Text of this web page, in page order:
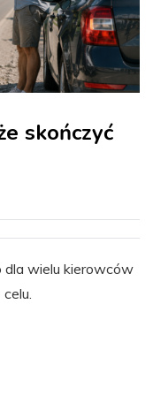
skończyć
dla wielu kierowców